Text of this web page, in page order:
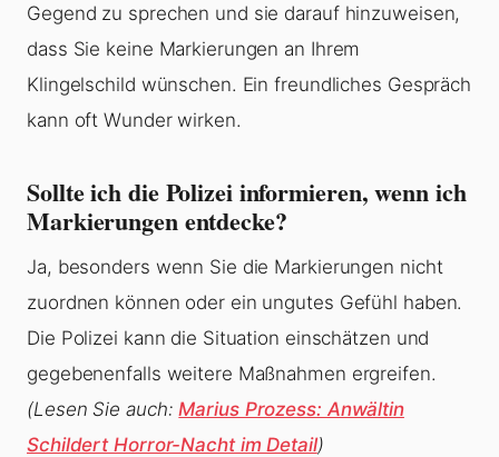
Gegend zu sprechen und sie darauf hinzuweisen,
dass Sie keine Markierungen an Ihrem
Klingelschild wünschen. Ein freundliches Gespräch
kann oft Wunder wirken.
Sollte ich die Polizei informieren, wenn ich
Markierungen entdecke?
Ja, besonders wenn Sie die Markierungen nicht
zuordnen können oder ein ungutes Gefühl haben.
Die Polizei kann die Situation einschätzen und
gegebenenfalls weitere Maßnahmen ergreifen.
(Lesen Sie auch:Marius Prozess: Anwältin
Schildert Horror-Nacht im Detail)